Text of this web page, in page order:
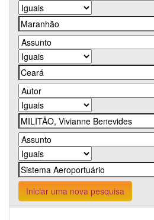
Iniciar uma nova pesquisa